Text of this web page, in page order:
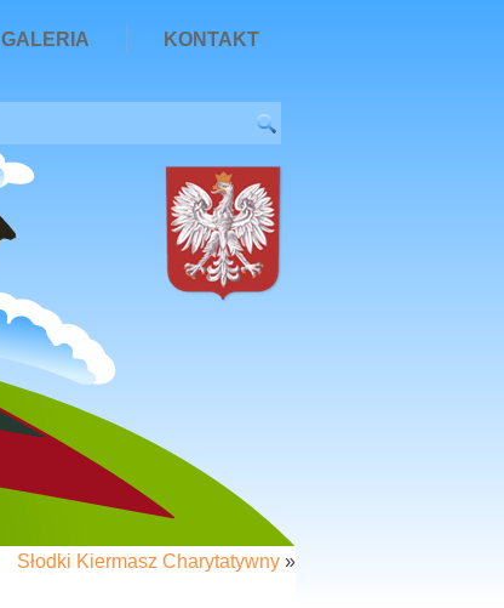
GALERIA KONTAKT
Słodki Kiermasz Charytatywny »